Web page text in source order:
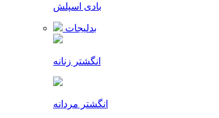
بادی اسپلش
بدلیجات
انگشتر زنانه
انگشتر مردانه